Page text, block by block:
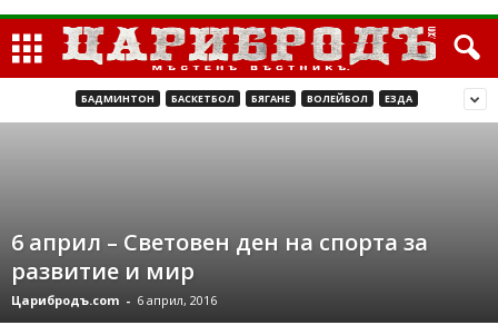
БАДМИНТОН БАСКЕТБОЛ БЯГАНЕ ВОЛЕЙБОЛ ЕЗДА
6 април – Световен ден на спорта за
развитие и мир
Царибродъ.com - 6 април, 2016